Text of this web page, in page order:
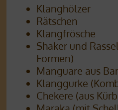
Klanghölzer
Rätschen
Klangfrösche
Shaker und
Formen)
Manguare aus
Klanggurke
Chekere (aus